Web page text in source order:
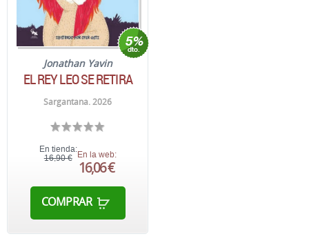
Jonathan Yavin
EL REY LEO SE RETIRA
Sargantana. 2026
En tienda:
16,90 € En la web:
16,06 €
COMPRAR